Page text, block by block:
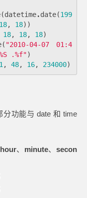
(datetime.date(199
18, 18))
18, 18, 18)
( "2010-04-07 01:4
S .%f")
1 , 48, 16, 234000)
分功能与 date 和 time
hour、 minute、secon